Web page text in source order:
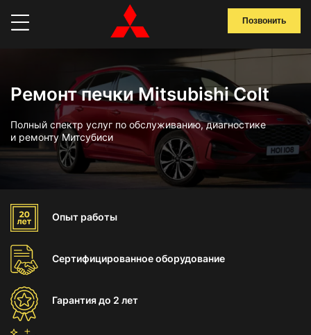
Позвонить
Ремонт печки Mitsubishi Colt
Полный спектр услуг по обслуживанию, диагностике
и ремонту Митсубиси
Опыт работы
Сертифицированноеоборудование
Гарантиядо 2 лет